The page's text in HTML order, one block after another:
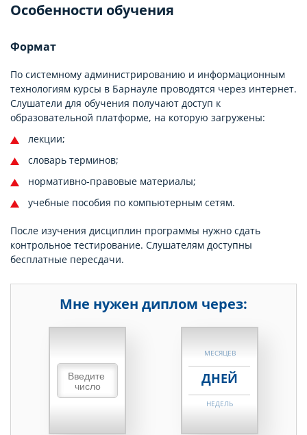
Особенности обучения
Формат
По системному администрированию и информационным
технологиям курсы в Барнауле проводятся через интернет.
Слушатели для обучения получают доступ к
образовательной платформе, на которую загружены:
лекции;
словарь терминов;
нормативно-правовые материалы;
учебные пособия по компьютерным сетям.
После изучения дисциплин программы нужно сдать
контрольное тестирование. Слушателям доступны
бесплатные пересдачи.
Мне нужен диплом через:
НЕДЕЛЬ
МЕСЯЦЕВ
ДНЕЙ
НЕДЕЛЬ